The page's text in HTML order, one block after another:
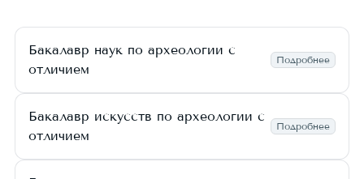
Бакалавр наук по археологии с
отличием
Подробнее
Бакалавр искусств по археологии с
отличием
Подробнее